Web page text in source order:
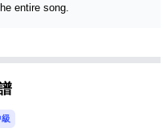
entire song.